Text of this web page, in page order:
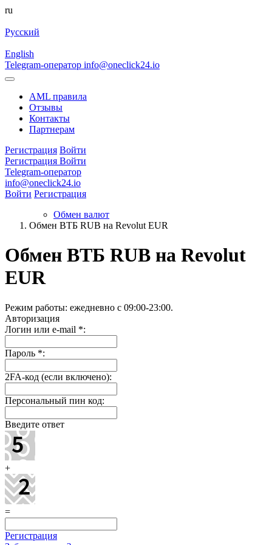
ru
Русский
English
Telegram-оператор info@oneclick24.io
AML правила
Отзывы
Контакты
Партнерам
Регистрация Войти
Регистрация Войти
Telegram-оператор
info@oneclick24.io
Войти Регистрация
Обмен валют
Обмен ВТБ RUB на Revolut EUR
Обмен ВТБ RUB на Revolut
EUR
Режим работы: ежедневно c 09:00-23:00.
Авторизация
Логин или e-mail *:
Пароль *:
2FA-код (если включено):
Персональный пин код:
Введите ответ
+
=
Регистрация